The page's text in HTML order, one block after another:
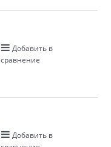
Добавить в
сравнение
Добавить в